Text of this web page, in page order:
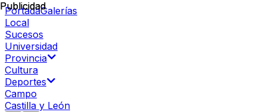
PortadaGalerías
Local
Sucesos
Universidad
Provincia
Cultura
Deportes
Campo
Castilla y León
Publicidad
Publicidad